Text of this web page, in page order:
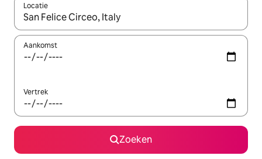
Locatie
Wanneer er resultaten beschikbaar zijn, maak je een keuze
Aankomst
Vertrek
Zoeken